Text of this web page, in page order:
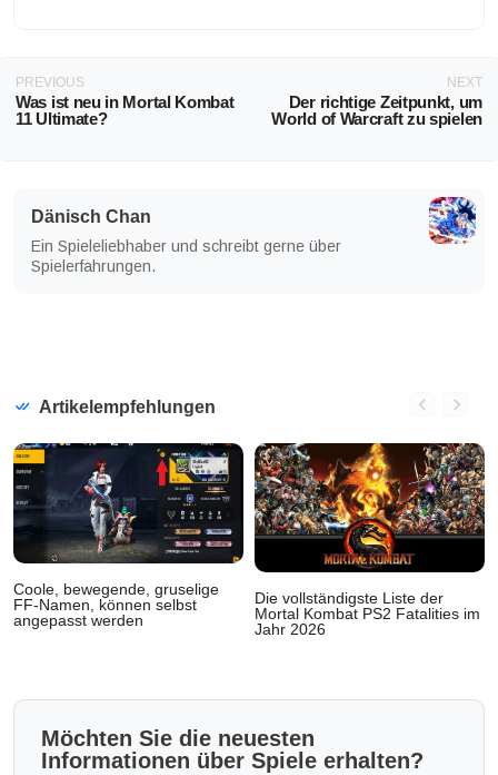
PREVIOUS
Was ist neu in Mortal Kombat
11 Ultimate?
NEXT
Der richtige Zeitpunkt, um
World of Warcraft zu spielen
Dänisch Chan
Ein Spieleliebhaber und schreibt gerne über
Spielerfahrungen.
Artikelempfehlungen
Coole, bewegende, gruselige
FF-Namen, können selbst
angepasst werden
Die vollständigste Liste der
Mortal Kombat PS2 Fatalities im
Jahr 2026
Möchten Sie die neuesten
Informationen über Spiele erhalten?